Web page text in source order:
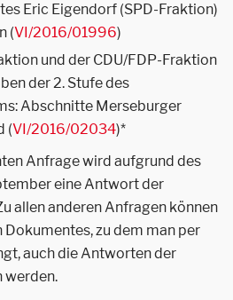
Eric Eigendorf (SPD-Fraktion)
(VI/2016/01996)
und der CDU/FDP-Fraktion
der 2. Stufe des
Abschnitte Merseburger
(VI/2016/02034)*
Anfrage wird aufgrund des
eine Antwort der
allen anderen Anfragen können
zu dem man per
auch die Antworten der
werden.